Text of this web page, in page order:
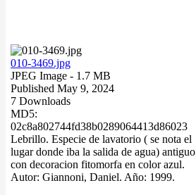
010-3469.jpg
JPEG Image - 1.7 MB
Published May 9, 2024
7 Downloads
MD5:
02c8a802744fd38b0289064413d86023
Lebrillo. Especie de lavatorio ( se nota el
lugar donde iba la salida de agua) antiguo
con decoracion fitomorfa en color azul.
Autor: Giannoni, Daniel. Año: 1999.